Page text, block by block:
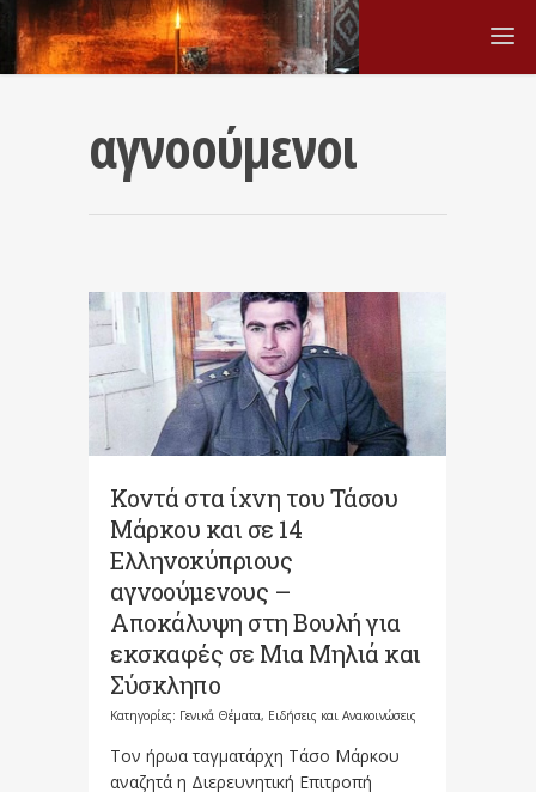
αγνοούμενοι
Κοντά στα ίχνη του Τάσου
Μάρκου και σε 14
Ελληνοκύπριους
αγνοούμενους –
Αποκάλυψη στη Βουλή για
εκσκαφές σε Μια Μηλιά και
Σύσκληπο
Κατηγορίες: Γενικά Θέματα, Ειδήσεις και Ανακοινώσεις
Τον ήρωα ταγματάρχη Τάσο Μάρκου
αναζητά η Διερευνητική Επιτροπή